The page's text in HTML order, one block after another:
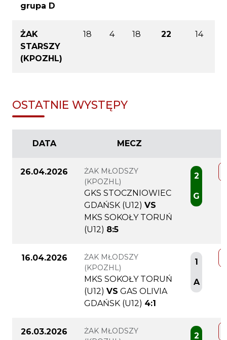
grupa D
ŻAK
STARSZY
(KPOZHL)
18 4 18 22 14
OSTATNIE WYSTĘPY
DATA MECZ
26.04.2026
ŻAK MŁODSZY
(KPOZHL)
GKS STOCZNIOWIEC
GDAŃSK (U12) VS
MKS SOKOŁY TORUŃ
(U12) 8:5
2
G
16.04.2026
ŻAK MŁODSZY
(KPOZHL)
MKS SOKOŁY TORUŃ
(U12) VS GAS OLIVIA
GDAŃSK (U12) 4:1
1
A
26.03.2026
ŻAK MŁODSZY
2